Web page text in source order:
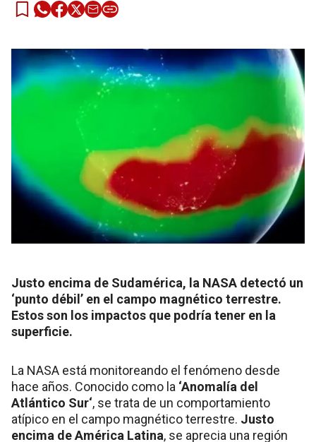
Justo encima de Sudamérica, la NASA detectó un
‘punto débil’ en el campo magnético terrestre.
Estos son los impactos que podría tener en la
superficie.
La NASA está monitoreando el fenómeno desde
hace años. Conocido como la ‘Anomalía del
Atlántico Sur‘, se trata de un comportamiento
atípico en el campo magnético terrestre. Justo
encima de América Latina, se aprecia una región